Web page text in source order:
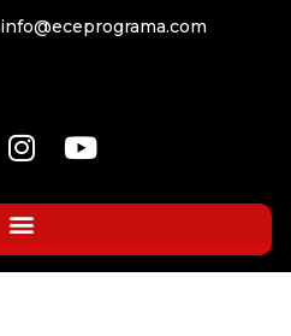
info@eceprograma.com